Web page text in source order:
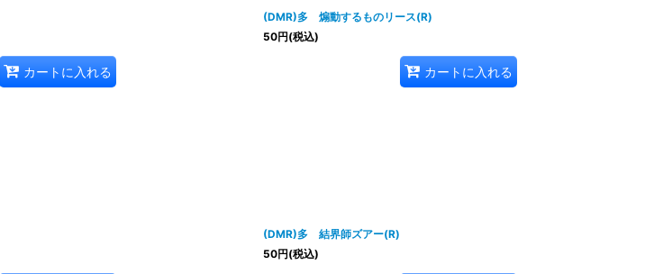
カートに入れる
(DMR)多 煽動するものリース(R)
50円(税込)
カートに入れる
(DMR)多 結界師ズアー(R)
50円(税込)